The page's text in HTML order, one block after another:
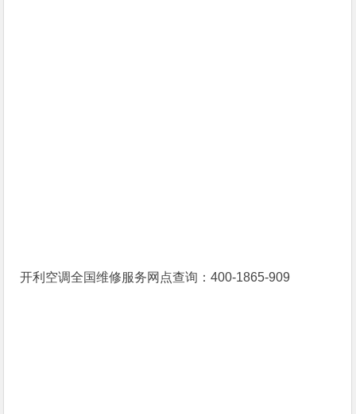
开利空调全国维修服务网点查询：400-1865-909